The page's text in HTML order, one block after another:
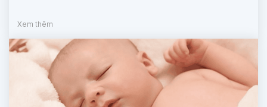
Xem thêm